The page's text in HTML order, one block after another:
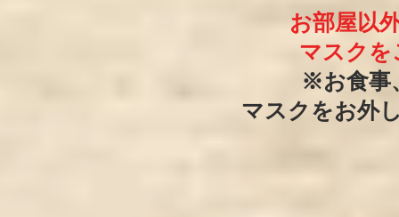
お部屋以
マスクを
※お食事
マスクをお外